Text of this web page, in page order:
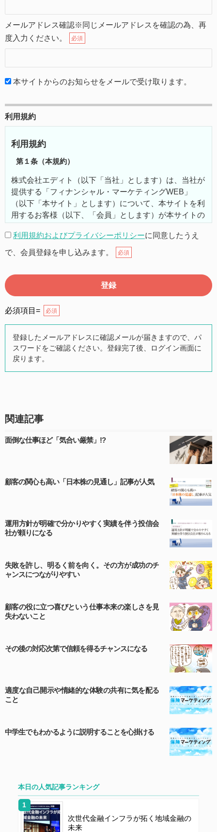
メールアドレス確認※同じメールアドレスを確認の為、再
度入力ください。
必須
本サイトからのお知らせをメールで受け取ります。
利用規約
利用規約
第１条（本規約）
株式会社エディト（以下「当社」とします）は、当社が
提供する「フィナンシャル・マーケティングWEB」
（以下「本サイト」とします）について、本サイトを利
用するお客様（以下、「会員」とします）が本サイトの
「本規約」とします）を定めます。
本規約は本サイトが提供するサービスについて規定した
第３条（会員）
本サイトの会員は、公募投資信託もしくは各種の保険商
品の販売に携わる上記項目に該当していることを条件と
もしくは抹消することができます。
責任において行うものとします。会員は、ユーザー名お
よびパスワードの第三者への漏洩、利用許諾、貸与、譲
をしてはならないものとします。ユーザー名およびパス
ワードの使用によって生じた損害の責任は、会員が負う
ものとし、当社は一切の責任を負わないものとします。
第５条（著作権）
当社もしくは著作物の著作者または著作権者に帰属する
ものとします。会員は、当社著作物について複製、転
用、公衆送信、譲渡、翻案および翻訳などの著作権、商
す。
第６条（サービス内容の停止・変更）
当社は、一定の予告期間をもって本サイトのサービス停
止を行う場合があります。 会員への事前通知、承諾な
しに本サイトのサービス内容を変更する場合がありま
当社は、会員の個人情報を別途オンライン上に掲示する
「プライバシーポリシー」に基づき、適切に取り扱うも
のとします。
利用規約およびプライバシーポリシーに同意したうえ
で、会員登録を申し込みます。 必須
必須項目= 必須
登録したメールアドレスに確認メールが届きますので、パ
スワードをご確認ください。登録完了後、ログイン画面に
戻ります。
関連記事
面倒な仕事ほど「気合い厳禁」!?
顧客の関心も高い「日本株の見通し」記事が人気
運用方針が明確で分かりやすく実績を伴う投信会
社が頼りになる
失敗を許し、明るく前を向く。その方が成功のチ
ャンスにつながりやすい
顧客の役に立つ喜びという仕事本来の楽しさを見
失わないこと
その後の対応次第で信頼を得るチャンスになる
適度な自己開示や情緒的な体験の共有に気を配る
こと
中学生でもわかるように説明することを心掛ける
本日の人気記事ランキング
次世代金融インフラが拓く地域金融の
未来